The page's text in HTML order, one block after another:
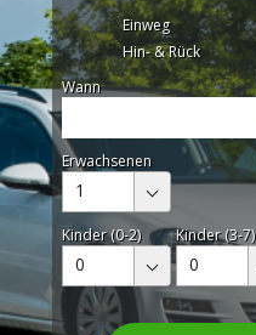
Einweg
Hin- & Rück
Wann
Erwachsenen
1
Kinder (0-2)
0
Kinder (3-7)
0